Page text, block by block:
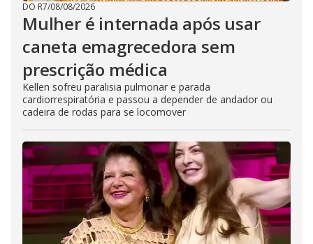
DO R7/08/08/2026
Mulher é internada após usar
caneta emagrecedora sem
prescrição médica
Kellen sofreu paralisia pulmonar e parada
cardiorrespiratória e passou a depender de andador ou
cadeira de rodas para se locomover